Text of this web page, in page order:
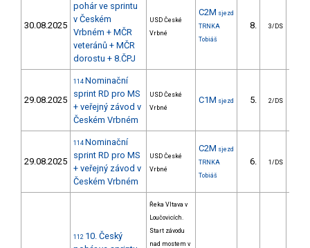
30.08.2025
pohár ve sprintu
v Českém
Vrbném + MČR
veteránů + MČR
dorostu + 8.ČPJ
USD České
Vrbné
C2M sjezd
TRNKA
Tobiáš
8. 3/DS
29.08.2025
114 Nominační
sprint RD pro MS
+ veřejný závod v
Českém Vrbném
USD České
Vrbné
C1M sjezd 5. 2/DS
29.08.2025
114 Nominační
sprint RD pro MS
+ veřejný závod v
Českém Vrbném
USD České
Vrbné
C2M sjezd
TRNKA
Tobiáš
6. 1/DS
112 10. Český
Řeka Vltava v
Loučovicích.
Start závodu
nad mostem v